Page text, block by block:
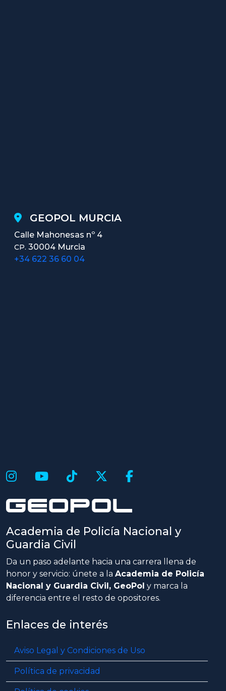
GEOPOL MURCIA
Calle Mahonesas nº 4
CP. 30004 Murcia
+34 622 36 60 04
Academia de Policía Nacional y
Guardia Civil
Da un paso adelante hacia una carrera llena de
honor y servicio: únete a la Academia de Policía
Nacional y Guardia Civil, GeoPol y marca la
diferencia entre el resto de opositores.
Enlaces de interés
Aviso Legal y Condiciones de Uso
Política de privacidad